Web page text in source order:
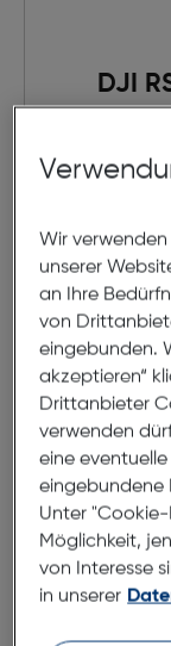
DJI
In
*ausgenommen
Wir
unserer
an Ihre
von
eingebunden.
akzeptieren“
Drittanbieter
verwenden
eine
eingebundene
Unter "Cookie-
Möglichkeit,
von Interesse
in unserer